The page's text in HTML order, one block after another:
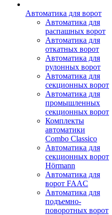
Автоматика для ворот
Автоматика для
распашных ворот
Автоматика для
откатных ворот
Автоматика для
рулонных ворот
Автоматика для
секционных ворот
Автоматика для
промышленных
секционных ворот
Комплекты
автоматики
Combo Classico
Автоматика для
секционных ворот
Hörmann
Автоматика для
ворот FAAC
Автоматика для
подъемно-
поворотных ворот